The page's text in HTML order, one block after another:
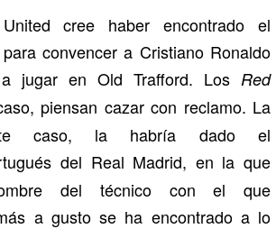
cree haber encontrado el
convencer a Cristiano Ronaldo
jugar en Old Trafford. Los Red
piensan cazar con reclamo. La
caso, la habría dado el
del Real Madrid, en la que
del técnico con el que
a gusto se ha encontrado a lo